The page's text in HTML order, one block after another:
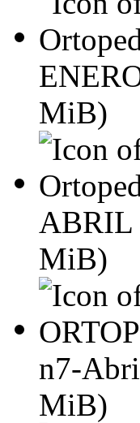
MiB)
MiB)
MiB)